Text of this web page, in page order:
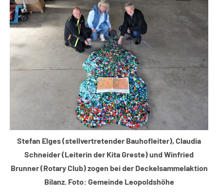
Thema
Stefan Elges (stellvertretender Bauhofleiter), Claudia
Schneider (Leiterin der Kita Greste) und Winfried
Brunner (Rotary Club) zogen bei der Deckelsammelaktion
Bilanz. Foto: Gemeinde Leopoldshöhe